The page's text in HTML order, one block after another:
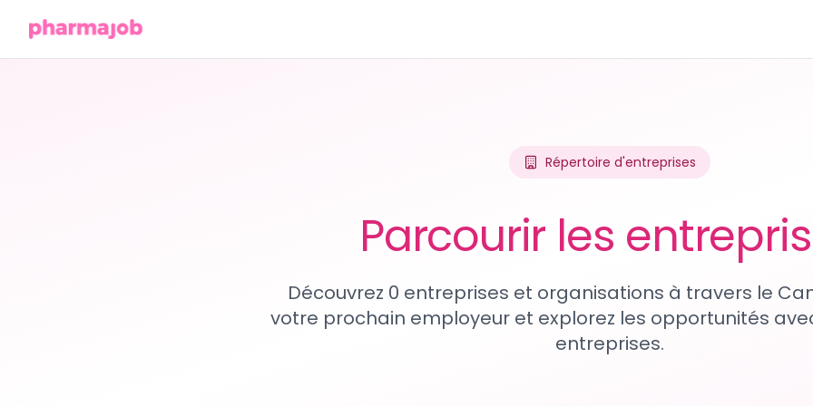
Répertoire d'entreprises
Parcourir les
Découvrez 0 entreprises et organisations à travers le
votre prochain employeur et explorez les opportunités
entreprises.